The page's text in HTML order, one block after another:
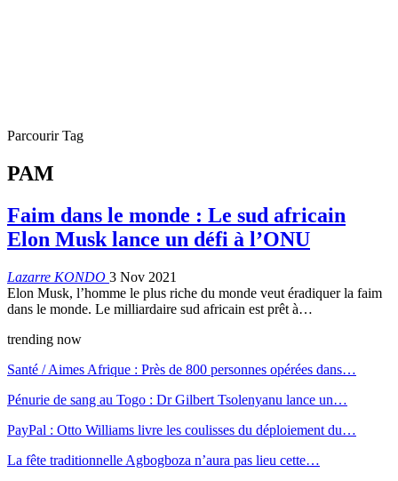
Parcourir Tag
PAM
Faim dans le monde : Le sud africain
Elon Musk lance un défi à l’ONU
Lazarre KONDO 3 Nov 2021
Elon Musk, l’homme le plus riche du monde veut éradiquer la faim
dans le monde. Le milliardaire sud africain est prêt à…
trending now
Santé / Aimes Afrique : Près de 800 personnes opérées dans…
Pénurie de sang au Togo : Dr Gilbert Tsolenyanu lance un…
PayPal : Otto Williams livre les coulisses du déploiement du…
La fête traditionnelle Agbogboza n’aura pas lieu cette…